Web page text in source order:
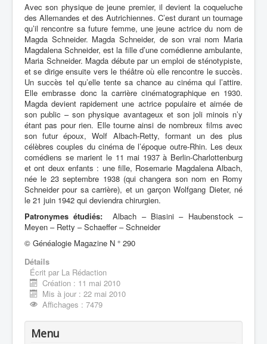
Avec son physique de jeune premier, il devient la coqueluche
des Allemandes et des Autrichiennes. C’est durant un tournage
qu’il rencontre sa future femme, une jeune actrice du nom de
Magda Schneider. Magda Schneider, de son vrai nom Maria
Magdalena Schneider, est la fille d’une comédienne ambulante,
Maria Schneider. Magda débute par un emploi de sténotypiste,
et se dirige ensuite vers le théâtre où elle rencontre le succès.
Un succès tel qu’elle tente sa chance au cinéma qui l’attire.
Elle embrasse donc la carrière cinématographique en 1930.
Magda devient rapidement une actrice populaire et aimée de
son public – son physique avantageux et son joli minois n’y
étant pas pour rien. Elle tourne ainsi de nombreux films avec
son futur époux, Wolf Albach-Retty, formant un des plus
célèbres couples du cinéma de l’époque outre-Rhin. Les deux
comédiens se marient le 11 mai 1937 à Berlin-Charlottenburg
et ont deux enfants : une fille, Rosemarie Magdalena Albach,
née le 23 septembre 1938 (qui changera son nom en Romy
Schneider pour sa carrière), et un garçon Wolfgang Dieter, né
le 21 juin 1942 qui deviendra chirurgien.
Patronymes étudiés:
Albach – Biasini – Haubenstock –
Meyen – Retty – Schaeffer – Schneider
© Généalogie Magazine N ° 290
Détails
Écrit par La Rédaction
Création : 11 mai 2010
Mis à jour : 22 mai 2010
Affichages : 7479
Menu